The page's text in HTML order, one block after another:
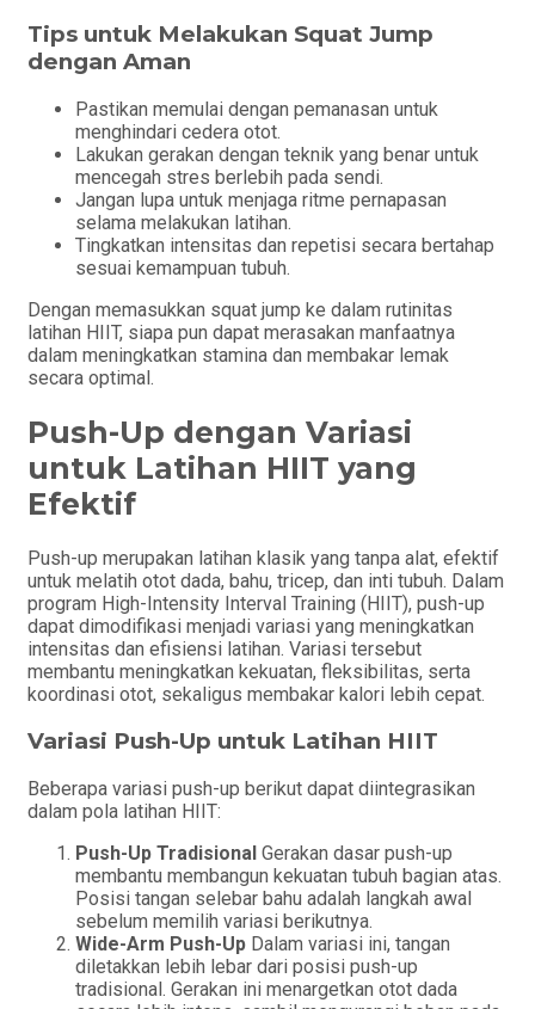
Tips untuk Melakukan Squat Jump
dengan Aman
Pastikan memulai dengan pemanasan untuk
menghindari cedera otot.
Lakukan gerakan dengan teknik yang benar untuk
mencegah stres berlebih pada sendi.
Jangan lupa untuk menjaga ritme pernapasan
selama melakukan latihan.
Tingkatkan intensitas dan repetisi secara bertahap
sesuai kemampuan tubuh.
Dengan memasukkan squat jump ke dalam rutinitas
latihan HIIT, siapa pun dapat merasakan manfaatnya
dalam meningkatkan stamina dan membakar lemak
secara optimal.
Push-Up dengan Variasi
untuk Latihan HIIT yang
Efektif
Push-up merupakan latihan klasik yang tanpa alat, efektif
untuk melatih otot dada, bahu, tricep, dan inti tubuh. Dalam
program High-Intensity Interval Training (HIIT), push-up
dapat dimodifikasi menjadi variasi yang meningkatkan
intensitas dan efisiensi latihan. Variasi tersebut
membantu meningkatkan kekuatan, fleksibilitas, serta
koordinasi otot, sekaligus membakar kalori lebih cepat.
Variasi Push-Up untuk Latihan HIIT
Beberapa variasi push-up berikut dapat diintegrasikan
dalam pola latihan HIIT:
Push-Up Tradisional Gerakan dasar push-up
membantu membangun kekuatan tubuh bagian atas.
Posisi tangan selebar bahu adalah langkah awal
sebelum memilih variasi berikutnya.
Wide-Arm Push-Up Dalam variasi ini, tangan
diletakkan lebih lebar dari posisi push-up
tradisional. Gerakan ini menargetkan otot dada